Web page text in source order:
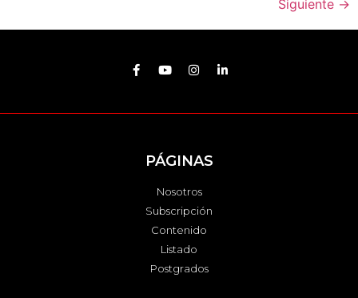
Siguiente →
PÁGINAS
Nosotros
Subscripción
Contenido
Listado
Postgrados